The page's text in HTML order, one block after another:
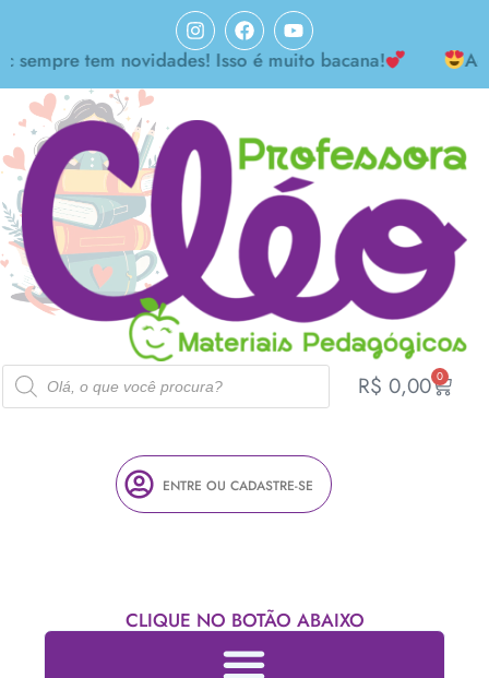
tem novidades! Isso é muito bacana! Achei
R$ 0,00 0
ENTRE OU CADASTRE-SE
CLIQUE NO BOTÃO ABAIXO